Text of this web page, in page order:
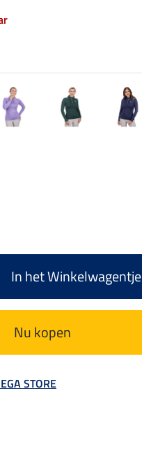
In het Winkelwagentje
Nu kopen
STORE